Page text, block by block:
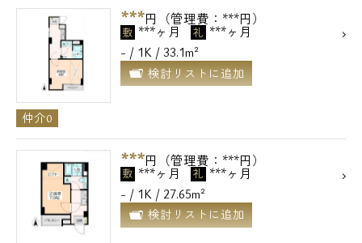
***円（管理費：***円）
敷 ***ヶ月 礼 ***ヶ月
- / 1K / 33.1m²
検討リストに追加
仲介0
***円（管理費：***円）
敷 ***ヶ月 礼 ***ヶ月
- / 1K / 27.65m²
検討リストに追加